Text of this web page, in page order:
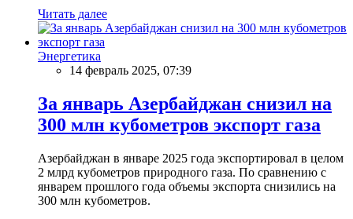
Читать далее
Энергетика
14 февраль 2025, 07:39
За январь Азербайджан снизил на
300 млн кубометров экспорт газа
Азербайджан в январе 2025 года экспортировал в целом
2 млрд кубометров природного газа. По сравнению с
январем прошлого года объемы экспорта снизились на
300 млн кубометров.